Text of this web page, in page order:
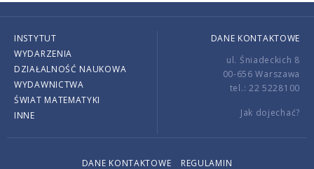
INSTYTUT
WYDARZENIA
DZIAŁALNOŚĆ NAUKOWA
WYDAWNICTWA
ŚWIAT MATEMATYKI
INNE
DANE KONTAKTOWE
ul. Śniadeckich 8
00-656 Warszawa
tel.: 22 5228100
Jak dojechać?
DANE KONTAKTOWE REGULAMIN